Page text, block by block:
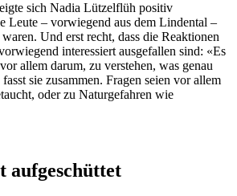
sich Nadia Lützelflüh positiv
Leute – vorwiegend aus dem Lindental –
Und erst recht, dass die Reaktionen
interessiert ausgefallen sind: «Es
allem darum, zu verstehen, was genau
sie zusammen. Fragen seien vor allem
oder zu Naturgefahren wie
aufgeschüttet